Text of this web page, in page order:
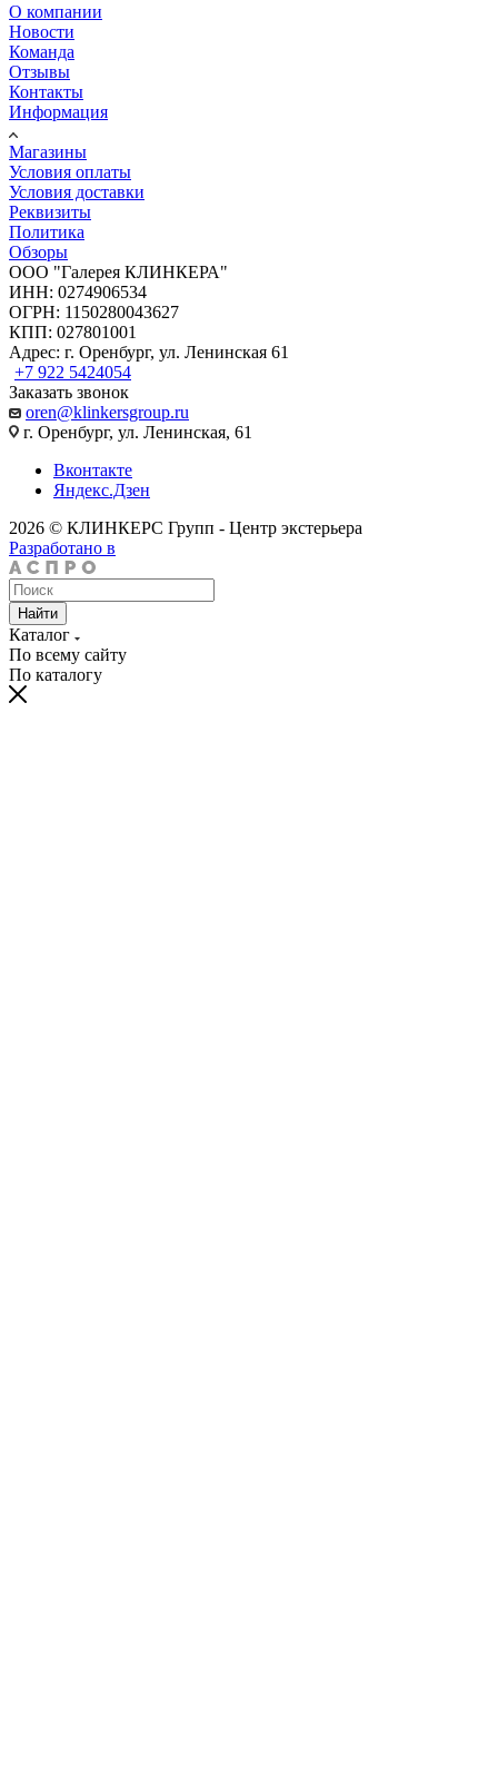
О компании
Новости
Команда
Отзывы
Контакты
Информация
Магазины
Условия оплаты
Условия доставки
Реквизиты
Политика
Обзоры
ООО "Галерея КЛИНКЕРА"
ИНН: 0274906534
ОГРН: 1150280043627
КПП: 027801001
Адрес: г. Оренбург, ул. Ленинская 61
+7 922 5424054
Заказать звонок
oren@klinkersgroup.ru
г. Оренбург, ул. Ленинская, 61
Вконтакте
Яндекс.Дзен
2026 © КЛИНКЕРС Групп - Центр экстерьера
Разработано в
Найти
Каталог
По всему сайту
По каталогу